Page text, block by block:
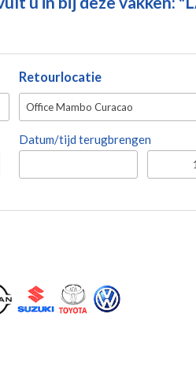
Retourlocatie
Office Mambo Curacao
Datum/tijd terugbrengen